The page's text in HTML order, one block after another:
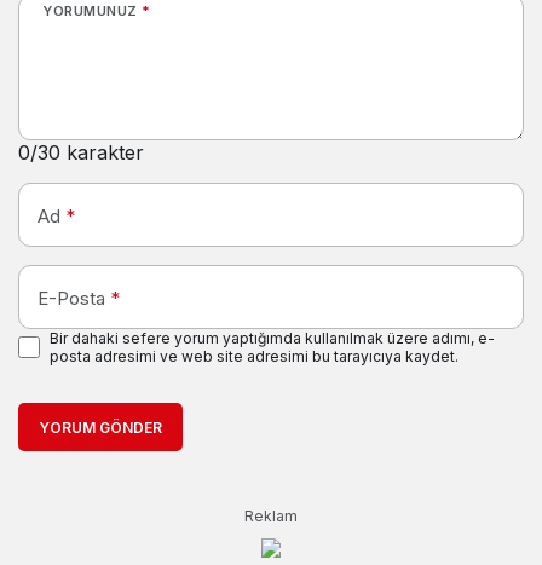
YORUMUNUZ *
0/30 karakter
Ad *
E-Posta *
Bir dahaki sefere yorum yaptığımda kullanılmak üzere adımı, e-
posta adresimi ve web site adresimi bu tarayıcıya kaydet.
YORUM GÖNDER
Reklam